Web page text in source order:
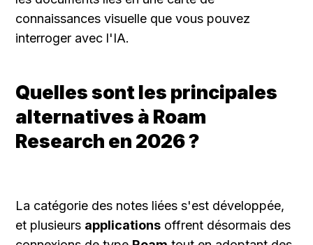
connaissances visuelle que vous pouvez
interroger avec l'IA.
Quelles sont les principales
alternatives à Roam
Research en 2026 ?
La catégorie des notes liées s'est développée,
et plusieurs applications offrent désormais des